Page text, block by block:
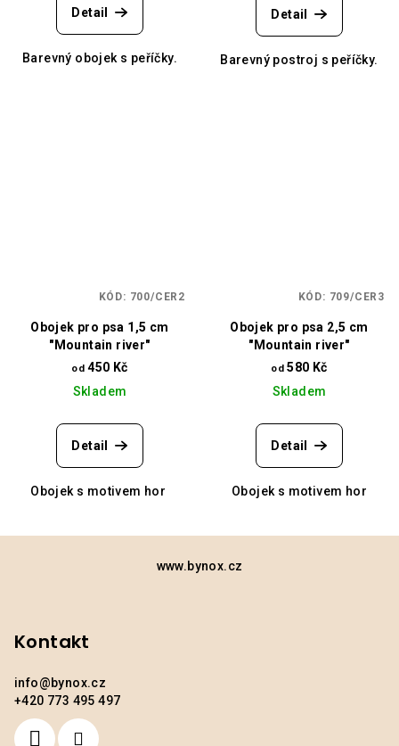
Detail
Barevný obojek s peříčky.
Detail
Barevný postroj s peříčky.
Obojek pro psa 1,5 cm
"Mountain river"
od 450 Kč
Skladem
Detail
Obojek s motivem hor
KÓD: 700/CER2
Obojek pro psa 2,5 cm
"Mountain river"
od 580 Kč
Skladem
Detail
Obojek s motivem hor
KÓD: 709/CER3
www.bynox.cz
Kontakt
info@bynox.cz
+420 773 495 497